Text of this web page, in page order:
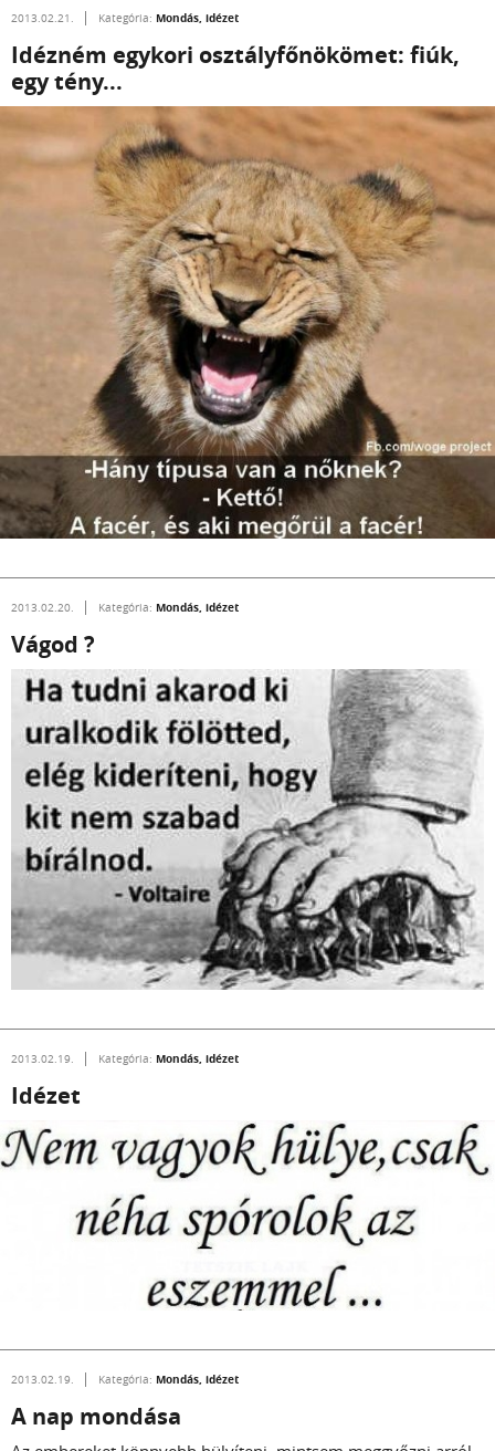
2013.02.21. Kategória: Mondás, idézet
Idézném egykori osztályfőnökömet: fiúk,
egy tény...
2013.02.20. Kategória: Mondás, idézet
Vágod ?
2013.02.19. Kategória: Mondás, idézet
Idézet
2013.02.19. Kategória: Mondás, idézet
A nap mondása